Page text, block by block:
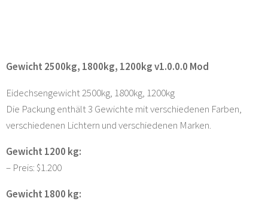
Gewicht 2500kg, 1800kg, 1200kg v1.0.0.0 Mod
Eidechsengewicht 2500kg, 1800kg, 1200kg
Die Packung enthält 3 Gewichte mit verschiedenen Farben,
verschiedenen Lichtern und verschiedenen Marken.
Gewicht 1200 kg:
– Preis: $1.200
Gewicht 1800 kg: